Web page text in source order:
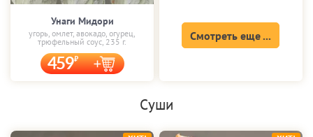
Унаги Мидори
угорь, омлет, авокадо, огурец,
трюфельный соус, 235 г.
459
Смотреть еще ...
Суши